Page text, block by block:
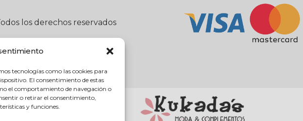
tecnologías como las cookies para
El consentimiento de estas
el comportamiento de navegación o
o retirar el consentimiento,
y funciones.
los derechos reservados